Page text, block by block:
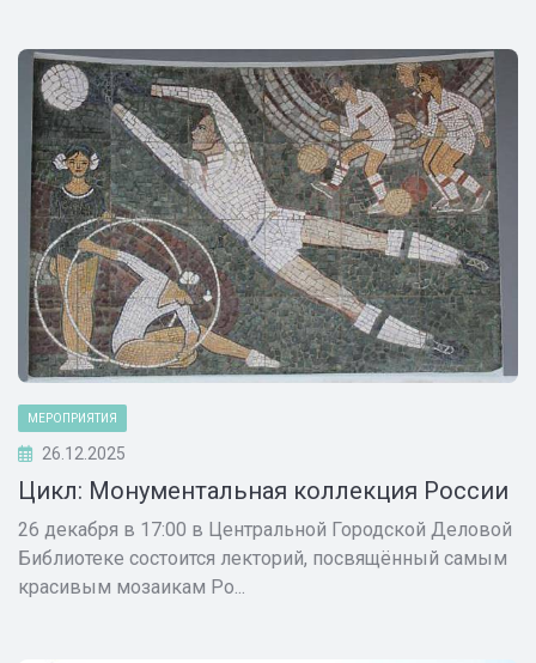
МЕРОПРИЯТИЯ
26.12.2025
Цикл: Монументальная коллекция России
26 декабря в 17:00 в Центральной Городской Деловой
Библиотеке состоится лекторий, посвящённый самым
красивым мозаикам Ро...